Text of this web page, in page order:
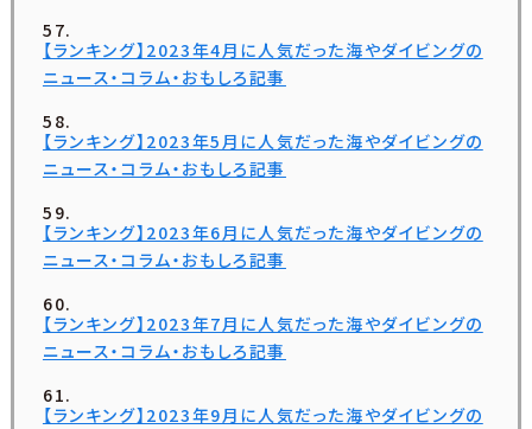
【ランキング】2023年4月に人気だった海やダイビングの
ニュース・コラム・おもしろ記事
【ランキング】2023年5月に人気だった海やダイビングの
ニュース・コラム・おもしろ記事
【ランキング】2023年6月に人気だった海やダイビングの
ニュース・コラム・おもしろ記事
【ランキング】2023年7月に人気だった海やダイビングの
ニュース・コラム・おもしろ記事
【ランキング】2023年9月に人気だった海やダイビングの